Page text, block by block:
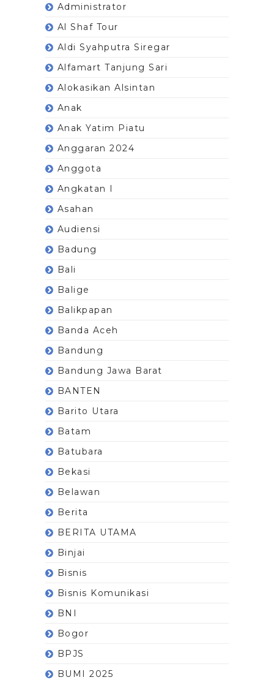
Administrator
Al Shaf Tour
Aldi Syahputra Siregar
Alfamart Tanjung Sari
Alokasikan Alsintan
Anak
Anak Yatim Piatu
Anggaran 2024
Anggota
Angkatan I
Asahan
Audiensi
Badung
Bali
Balige
Balikpapan
Banda Aceh
Bandung
Bandung Jawa Barat
BANTEN
Barito Utara
Batam
Batubara
Bekasi
Belawan
Berita
BERITA UTAMA
Binjai
Bisnis
Bisnis Komunikasi
BNI
Bogor
BPJS
BUMI 2025